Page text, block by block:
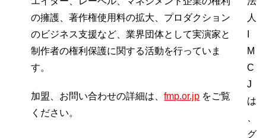
の擁護、著作権使用料の拡大、プロダクション
のビジネス支援など、業界団体として実演家と
制作者の権利保護に関する活動を行っていま
す。
加盟、お問い合わせの詳細は、fmp.or.jp をご覧
ください。
人
M
C
J
は
グ